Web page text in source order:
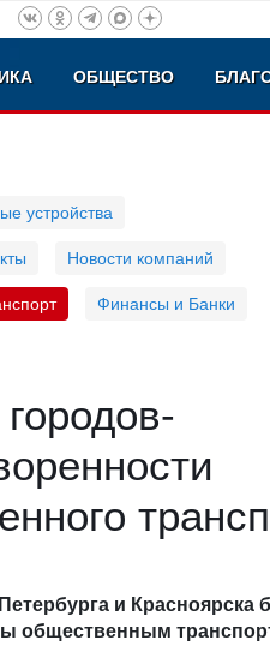
ОБЩЕСТВО
устройства
Новости компаний
Финансы и Банки
и Красноярска
общественным